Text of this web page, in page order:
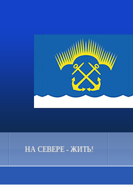
НА СЕВЕРЕ - ЖИТЬ!